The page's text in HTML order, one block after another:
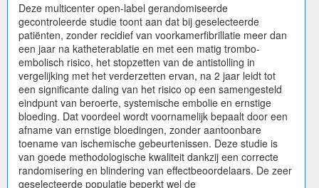
Deze multicenter open-label gerandomiseerde
gecontroleerde studie toont aan dat bij geselecteerde
patiënten, zonder recidief van voorkamerfibrillatie meer dan
een jaar na katheterablatie en met een matig trombo-
embolisch risico, het stopzetten van de antistolling in
vergelijking met het verderzetten ervan, na 2 jaar leidt tot
een significante daling van het risico op een samengesteld
eindpunt van beroerte, systemische embolie en ernstige
bloeding. Dat voordeel wordt voornamelijk bepaalt door een
afname van ernstige bloedingen, zonder aantoonbare
toename van ischemische gebeurtenissen. Deze studie is
van goede methodologische kwaliteit dankzij een correcte
randomisering en blindering van effectbeoordelaars. De zeer
geselecteerde populatie beperkt wel de